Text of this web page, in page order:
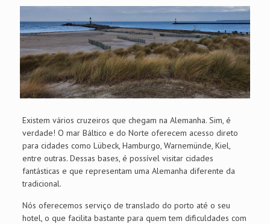
Existem vários cruzeiros que chegam na Alemanha. Sim, é
verdade! O mar Báltico e do Norte oferecem acesso direto
para cidades como Lübeck, Hamburgo, Warnemünde, Kiel,
entre outras. Dessas bases, é possível visitar cidades
fantásticas e que representam uma Alemanha diferente da
tradicional.
Nós oferecemos serviço de translado do porto até o seu
hotel, o que facilita bastante para quem tem dificuldades com